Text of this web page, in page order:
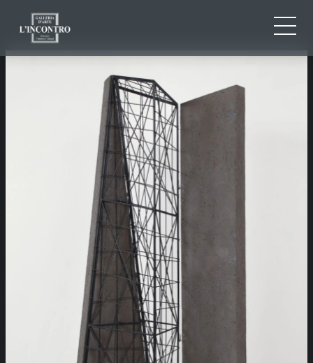
NEWS ED EVENTI
ARTISTI E OPERE